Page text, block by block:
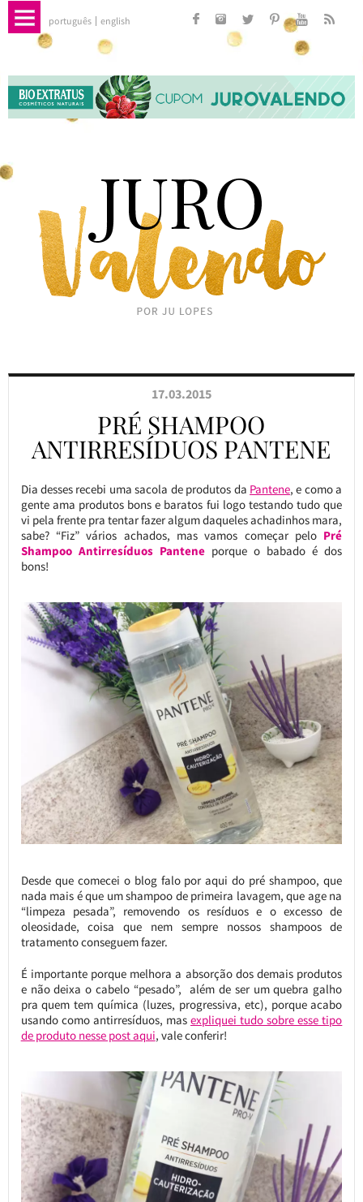
português english
17.03.2015
PRÉ SHAMPOO
ANTIRRESÍDUOS PANTENE
Dia desses recebi uma sacola de produtos da Pantene, e como a
gente ama produtos bons e baratos fui logo testando tudo que
vi pela frente pra tentar fazer algum daqueles achadinhos mara,
sabe? “Fiz” vários achados, mas vamos começar pelo Pré
Shampoo Antirresíduos Panteneporque o babado é dos
bons!
Desde que comecei o blog falo por aqui do pré shampoo, que
nada mais é que um shampoo de primeira lavagem, que age na
“limpeza pesada”, removendo os resíduos e o excesso de
oleosidade, coisa que nem sempre nossos shampoos de
tratamento conseguem fazer.
É importante porque melhora a absorção dos demais produtos
e não deixa o cabelo “pesado”, além de ser um quebra galho
pra quem tem química (luzes, progressiva, etc), porque acabo
usando como antirresíduos, mas expliquei tudo sobre esse tipo
de produto nesse post aqui, vale conferir!